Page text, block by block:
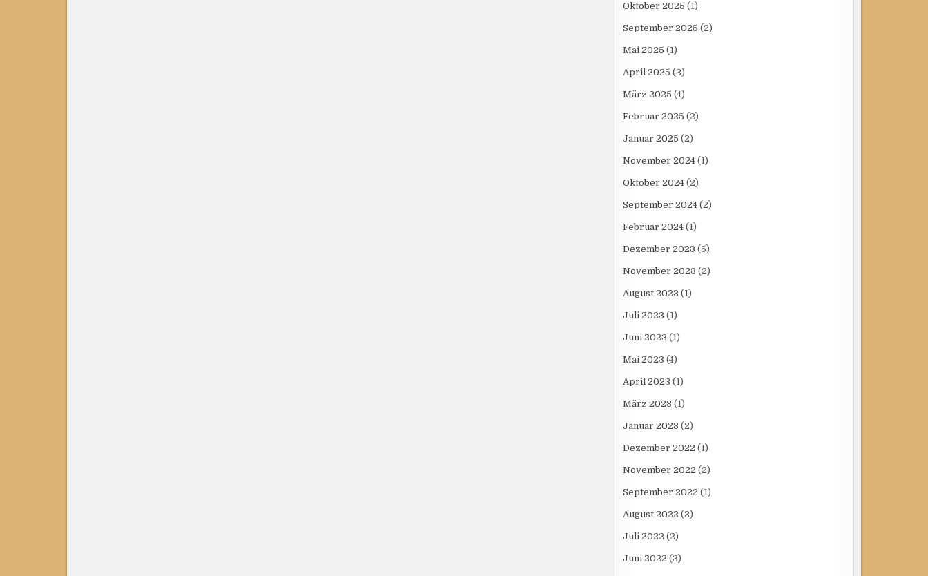
Oktober 2025 (1)
September 2025 (2)
Mai 2025 (1)
April 2025 (3)
März 2025 (4)
Februar 2025 (2)
Januar 2025 (2)
November 2024(1)
Oktober 2024(2)
September 2024(2)
Februar 2024(1)
Dezember 2023 (5)
November 2023 (2)
August 2023 (1)
Juli 2023 (1)
Juni 2023 (1)
Mai 2023 (4)
April 2023 (1)
März 2023 (1)
Januar 2023 (2)
Dezember 2022 (1)
November 2022 (2)
September 2022 (1)
August 2022 (3)
Juli 2022 (2)
Juni 2022 (3)